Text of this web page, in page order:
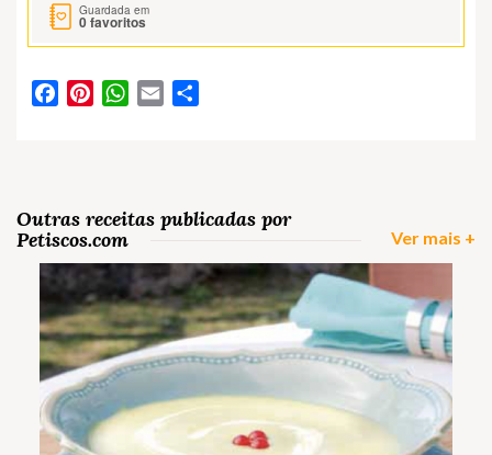
Guardada em
0favoritos
FacebookPinterestWhatsApp
Email
Outras receitas publicadas por
Petiscos.com
Ver mais +